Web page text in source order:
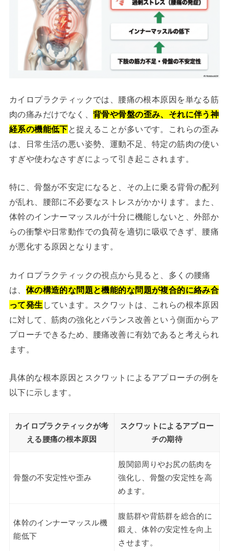
カイロプラクティックでは、腰痛の根本原因を単なる筋
肉の痛みだけでなく、背骨や骨盤の歪み、それに伴う神
経系の機能低下と捉えることが多いです。これらの歪み
は、日常生活の悪い姿勢、運動不足、特定の筋肉の使い
すぎや使わなさすぎによって引き起こされます。
特に、骨盤が不安定になると、その上に乗る背骨の配列
が乱れ、腰部に不必要なストレスがかかります。また、
体幹のインナーマッスルが十分に機能しないと、外部か
らの衝撃や日常動作での負荷を適切に吸収できず、腰痛
が悪化する原因となります。
カイロプラクティックの視点から見ると、多くの腰痛
は、 体の構造的な問題と機能的な問題が複合的に絡み合
って発生 しています。スクワットは、これらの根本原因
に対して、筋肉の強化とバランス改善という側面からア
プローチできるため、腰痛改善に有効であると考えられ
ます。
具体的な根本原因とスクワットによるアプローチの例を
以下に示します。
カイロプラクティックが考
える腰痛の根本原因
スクワットによるアプロー
チの期待
骨盤の不安定性や歪み
股関節周りやお尻の筋肉を
強化し、骨盤の安定性を高
めます。
体幹のインナーマッスル機
能低下
腹筋群や背筋群を総合的に
鍛え、体幹の安定性を向上
させます。